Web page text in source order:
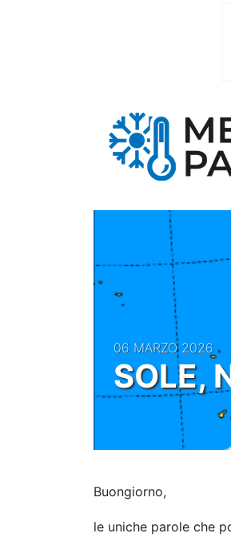
06 MARZO 2026
SOLE,
Buongiorno,
le uniche parole che